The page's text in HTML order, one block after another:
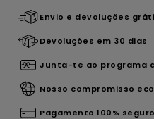
Envio e devoluções
Devoluções em 30 dias
Junta-te ao programa
Nosso compromisso
Pagamento 100% seguro